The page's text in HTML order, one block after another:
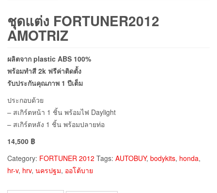
ชุดแต่ง FORTUNER2012
AMOTRIZ
ผลิตจาก plastic ABS 100%
พร้อมทำสี 2k ฟรีค่าติดตั้ง
รับประกันคุณภาพ 1 ปีเต็ม
ประกอบด้วย
– สเกิร์ตหน้า 1 ชิ้น พร้อมไฟ Daylight
– สเกิร์ตหลัง 1 ชิ้น พร้อมปลายท่อ
14,500 ฿
Category: FORTUNER 2012 Tags: AUTOBUY, bodykits, honda,
hr-v, hrv, นครปฐม, ออโต้บาย